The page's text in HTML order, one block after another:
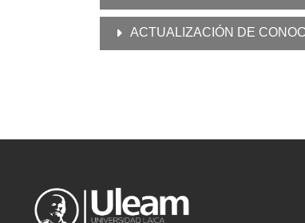
ACTUALIZACIÓN DE